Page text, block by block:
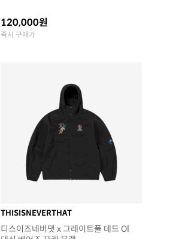
120,000원
즉시 구매가
THISISNEVERTHAT
디스이즈네버댓 x 그레이트풀 데드 Ol